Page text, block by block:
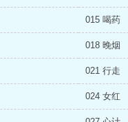
015 喝药
018 晚烟
021 行走
024 女红